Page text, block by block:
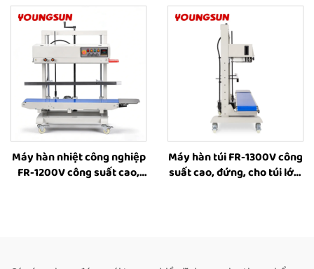
băng keo cho hộp, máy
đóng gói hộp do nhà sản
xuất cung cấp
có chức năng đóng dấu in,
máy hàn nhiệt cho bao bì
thực phẩm
Máy hàn nhiệt công nghiệp
FR-1200V công suất cao,
Máy hàn túi FR-1300V công
suất cao, đứng, cho túi lớn,